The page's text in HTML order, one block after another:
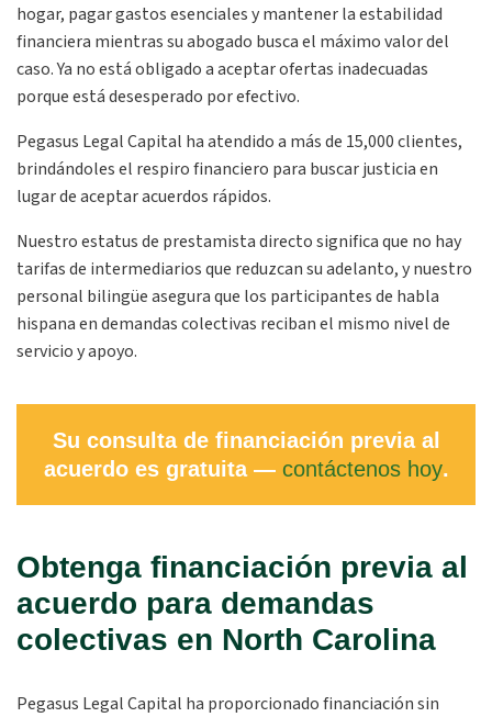
hogar, pagar gastos esenciales y mantener la estabilidad
financiera mientras su abogado busca el máximo valor del
caso. Ya no está obligado a aceptar ofertas inadecuadas
porque está desesperado por efectivo.
Pegasus Legal Capital ha atendido a más de 15,000 clientes,
brindándoles el respiro financiero para buscar justicia en
lugar de aceptar acuerdos rápidos.
Nuestro estatus de prestamista directo significa que no hay
tarifas de intermediarios que reduzcan su adelanto, y nuestro
personal bilingüe asegura que los participantes de habla
hispana en demandas colectivas reciban el mismo nivel de
servicio y apoyo.
Su consulta de financiación previa al
acuerdo es gratuita — contáctenos hoy.
Obtenga financiación previa al
acuerdo para demandas
colectivas en North Carolina
Pegasus Legal Capital ha proporcionado financiación sin